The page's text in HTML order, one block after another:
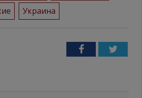
Украина
FacebookTwitter